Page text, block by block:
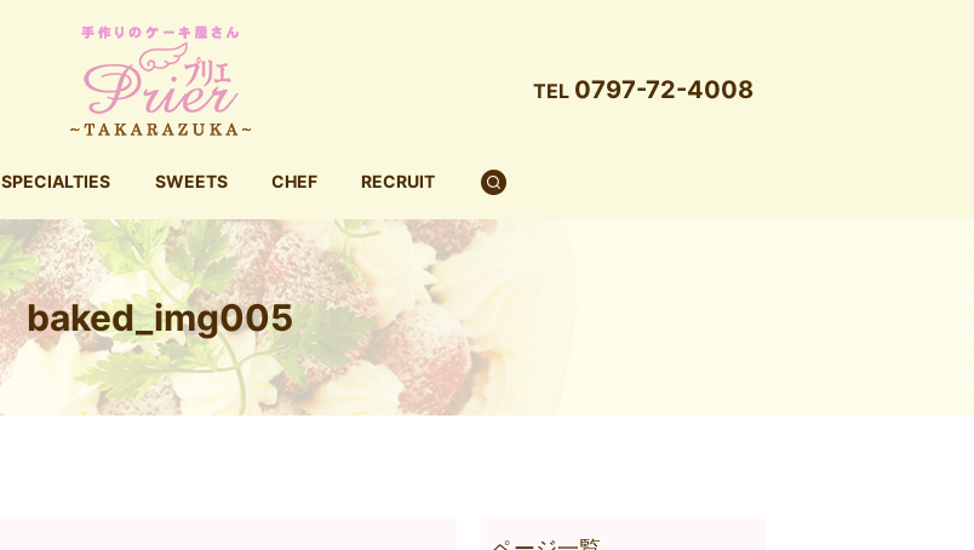
SPECIALTIES SWEETS CHEF RECRUIT search
TEL 0797-72-4008
baked_img005